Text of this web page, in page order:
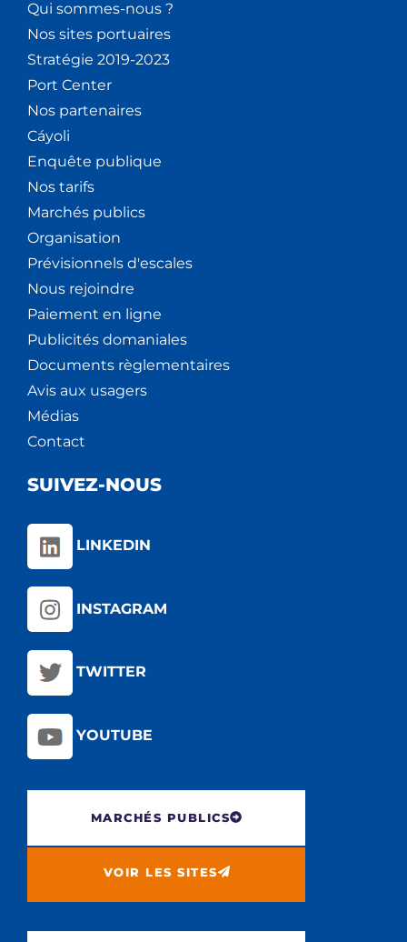
Qui sommes-nous ?
Nos sites portuaires
Stratégie 2019-2023
Port Center
Nos partenaires
Cáyoli
Enquête publique
Nos tarifs
Marchés publics
Organisation
Prévisionnels d'escales
Nous rejoindre
Paiement en ligne
Publicités domaniales
Documents règlementaires
Avis aux usagers
Médias
Contact
SUIVEZ-NOUS
LINKEDIN
INSTAGRAM
TWITTER
YOUTUBE
MARCHÉS PUBLICS
VOIR LES SITES